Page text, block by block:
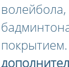
покрытием.